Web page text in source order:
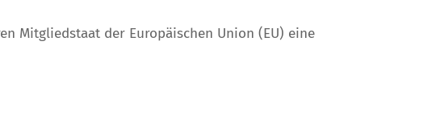
Mitgliedstaat der Europäischen Union (EU) eine